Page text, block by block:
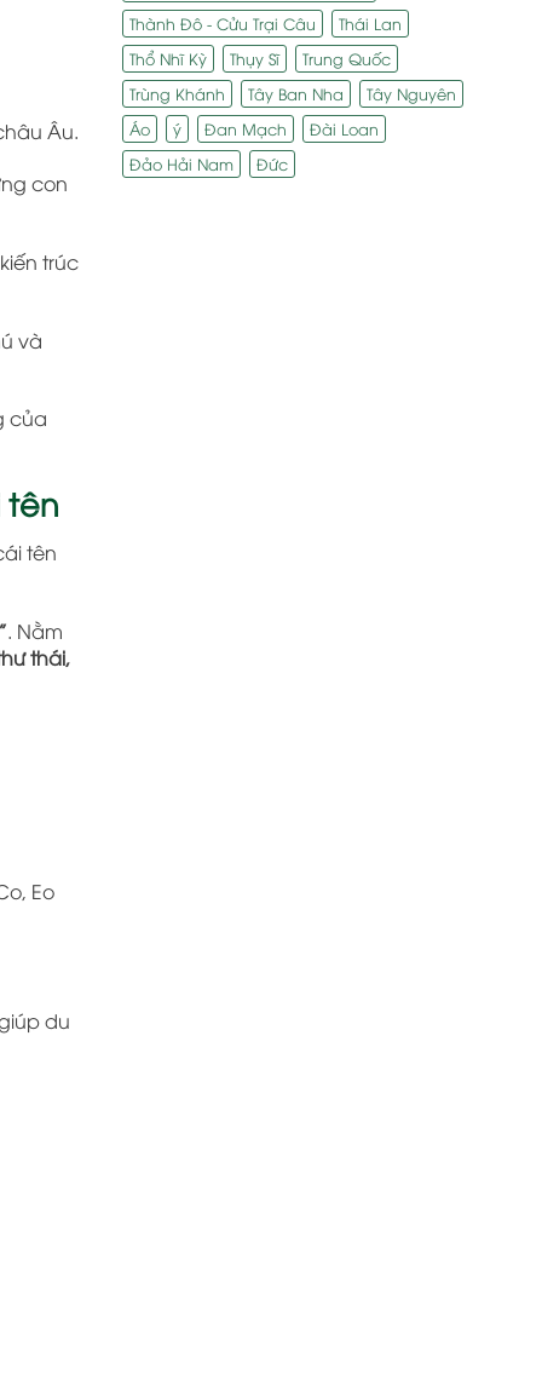
Âu.
con
trúc
và
của
tên
tên
. Nằm
thái,
Eo
du
Thành Đô - Cửu Trại Câu
Thái Lan
Thổ Nhĩ Kỳ
Thụy Sĩ
Trung Quốc
Trùng Khánh
Tây Ban Nha
Tây Nguyên
Áo
ý Đan Mạch
Đài Loan
Đảo Hải Nam
Đức